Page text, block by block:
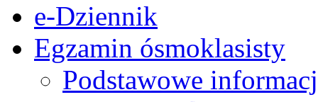
e-Dziennik
Egzamin ósmoklasisty
Podstawowe